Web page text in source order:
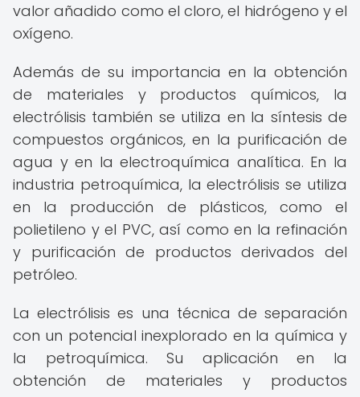
valor añadido como el cloro, el hidrógeno y el
oxígeno.
Además de su importancia en la obtención
de materiales y productos químicos, la
electrólisis también se utiliza en la síntesis de
compuestos orgánicos, en la purificación de
agua y en la electroquímica analítica. En la
industria petroquímica, la electrólisis se utiliza
en la producción de plásticos, como el
polietileno y el PVC, así como en la refinación
y purificación de productos derivados del
petróleo.
La electrólisis es una técnica de separación
con un potencial inexplorado en la química y
la petroquímica. Su aplicación en la
obtención de materiales y productos